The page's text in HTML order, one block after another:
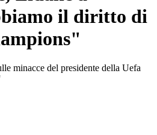
il diritto di
minacce del presidente della Uefa